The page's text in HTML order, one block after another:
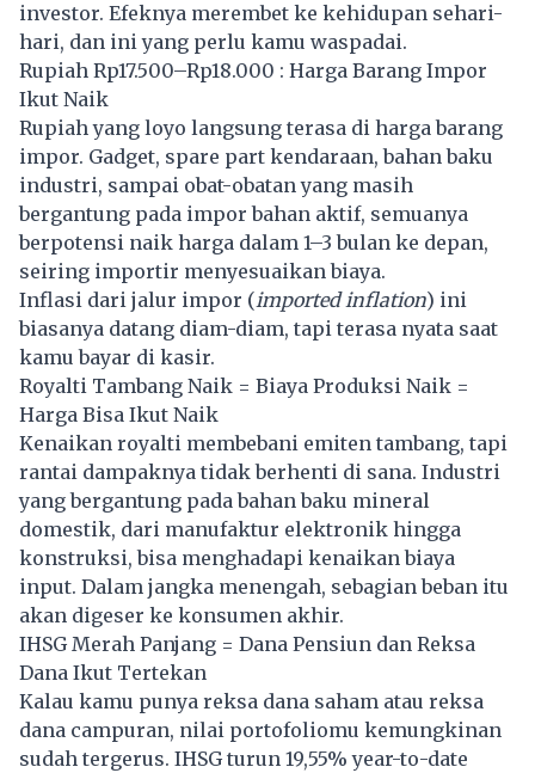
investor. Efeknya merembet ke kehidupan sehari-
hari, dan ini yang perlu kamu waspadai.
Rupiah Rp17.500–Rp18.000 : Harga Barang Impor
Ikut Naik
Rupiah yang loyo langsung terasa di harga barang
impor. Gadget, spare part kendaraan, bahan baku
industri, sampai obat-obatan yang masih
bergantung pada impor bahan aktif, semuanya
berpotensi naik harga dalam 1–3 bulan ke depan,
seiring importir menyesuaikan biaya.
Inflasi dari jalur impor (imported inflation) ini
biasanya datang diam-diam, tapi terasa nyata saat
kamu bayar di kasir.
Royalti Tambang Naik = Biaya Produksi Naik =
Harga Bisa Ikut Naik
Kenaikan royalti membebani emiten tambang, tapi
rantai dampaknya tidak berhenti di sana. Industri
yang bergantung pada bahan baku mineral
domestik, dari manufaktur elektronik hingga
konstruksi, bisa menghadapi kenaikan biaya
input. Dalam jangka menengah, sebagian beban itu
akan digeser ke konsumen akhir.
IHSG Merah Panjang = Dana Pensiun dan Reksa
Dana Ikut Tertekan
Kalau kamu punya reksa dana saham atau reksa
dana campuran, nilai portofoliomu kemungkinan
sudah tergerus. IHSG turun 19,55% year-to-date